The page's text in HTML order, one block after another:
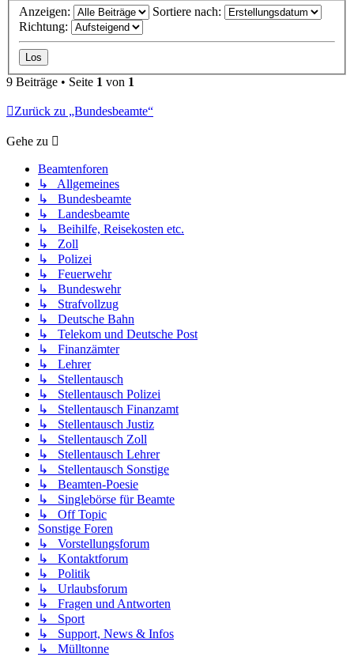
Anzeigen:
Sortiere nach:
Richtung:
9 Beiträge • Seite 1 von 1
Zurück zu „Bundesbeamte“
Gehe zu
Beamtenforen
↳ Allgemeines
↳ Bundesbeamte
↳ Landesbeamte
↳ Beihilfe, Reisekosten etc.
↳ Zoll
↳ Polizei
↳ Feuerwehr
↳ Bundeswehr
↳ Strafvollzug
↳ Deutsche Bahn
↳ Telekom und Deutsche Post
↳ Finanzämter
↳ Lehrer
↳ Stellentausch
↳ Stellentausch Polizei
↳ Stellentausch Finanzamt
↳ Stellentausch Justiz
↳ Stellentausch Zoll
↳ Stellentausch Lehrer
↳ Stellentausch Sonstige
↳ Beamten-Poesie
↳ Singlebörse für Beamte
↳ Off Topic
Sonstige Foren
↳ Vorstellungsforum
↳ Kontaktforum
↳ Politik
↳ Urlaubsforum
↳ Fragen und Antworten
↳ Sport
↳ Support, News & Infos
↳ Mülltonne